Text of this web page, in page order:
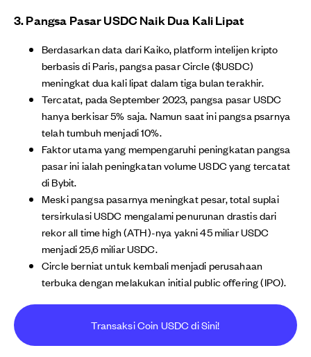
3. Pangsa Pasar USDC Naik Dua Kali Lipat
Berdasarkan data dari Kaiko, platform intelijen kripto
berbasis di Paris, pangsa pasar Circle ($USDC)
meningkat dua kali lipat dalam tiga bulan terakhir.
Tercatat, pada September 2023, pangsa pasar USDC
hanya berkisar 5% saja. Namun saat ini pangsa psarnya
telah tumbuh menjadi 10%.
Faktor utama yang mempengaruhi peningkatan pangsa
pasar ini ialah peningkatan volume USDC yang tercatat
di Bybit.
Meski pangsa pasarnya meningkat pesar, total suplai
tersirkulasi USDC mengalami penurunan drastis dari
rekor all time high (ATH)-nya yakni 45 miliar USDC
menjadi 25,6 miliar USDC.
Circle berniat untuk kembali menjadi perusahaan
terbuka dengan melakukan initial public offering (IPO).
Transaksi Coin USDC di Sini!